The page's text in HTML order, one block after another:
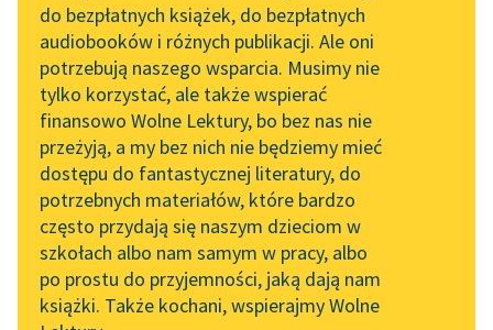
do słuchania
Byliśmy częścią AI Impact
Lab
Zapraszamy na spotkanie
online z tłumaczkami
literatury skandynawskiej
Spotkanie z Katarzyną
Tunkiel w Oslo
102. lata temu zmarł
Joseph Conrad
Leśmianator
Przewodnik dla piszących i
czytających
API
OAI-PMH
Widget Wolnych Lektur
Przypisy
do bezpłatnych książek, do bezpłatnych
audiobooków i różnych publikacji. Ale oni
potrzebują naszego wsparcia. Musimy nie
tylko korzystać, ale także wspierać
finansowo Wolne Lektury, bo bez nas nie
przeżyją, a my bez nich nie będziemy mieć
dostępu do fantastycznej literatury, do
potrzebnych materiałów, które bardzo
często przydają się naszym dzieciom w
szkołach albo nam samym w pracy, albo
po prostu do przyjemności, jaką dają nam
książki. Także kochani, wspierajmy Wolne
Platon
Charmides
Otóż tak samo rzecz
się ma, Charmidesie, i z
tą modlitewką. Ja się
jej nauczyłem...
Czytaj więcej